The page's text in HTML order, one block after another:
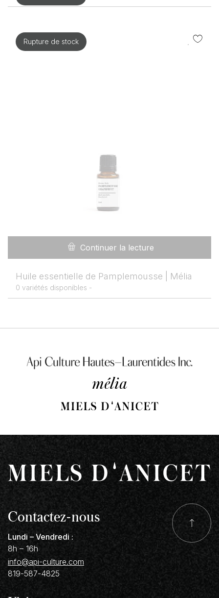
Rupture de stock
Continuer la lecture
Huile essentielle de Pamplemousse | Mélia
0 variétés disponibles -
Contactez-nous
Lundi – Vendredi :
8h – 16h
info@api-culture.com
819-587-4825